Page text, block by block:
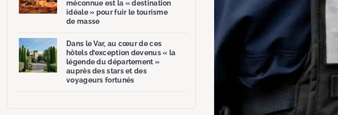
méconnue est la « destination
idéale » pour fuir le tourisme
de masse
Dans le Var, au cœur de ces
hôtels d’exception devenus « la
légende du département »
auprès des stars et des
voyageurs fortunés